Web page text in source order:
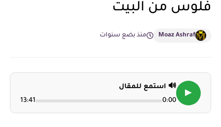
فلوس من البيت
Moaz Ashraf منذ بضع سنوات
▶
🔊 استمع للمقال
0:00
13:41